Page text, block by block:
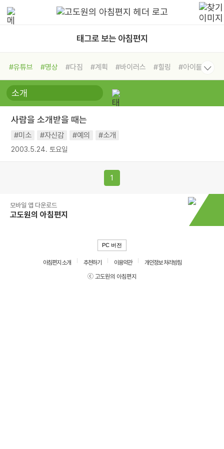
태그로 보는 아침편지
#유튜브 #명상 #다짐 #계획 #바이러스 #힐링
#아이들
#비전캠프
#독서캠프 #삶
#희망
#나눔 #친구 #링컨학교
#독서
#건강 #면역력
사람을 소개받을 때는
#미소 #자신감 #예의 #소개
2003.5.24. 토요일
1
모바일 앱 다운로드
고도원의 아침편지
PC 버전
아침편지 소개 추천하기 이용약관
개인정보 처리방침
ⓒ 고도원의 아침편지